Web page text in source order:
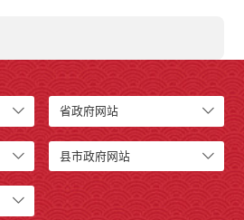
省政府网站
县市政府网站